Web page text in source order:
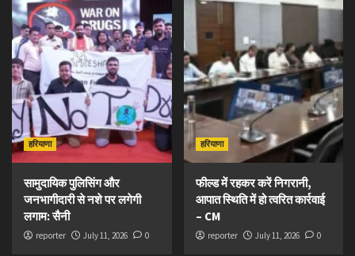
हरियाणा
सामुदायिक पुलिसिंग और
जनभागीदारी से नशे पर लगेगी
लगाम: सैनी
reporter July 11, 2026 0
हरियाणा
फील्ड में रहकर करें निगरानी,
आपात स्थिति में हो त्वरित कार्रवाई
– CM
reporter July 11, 2026 0